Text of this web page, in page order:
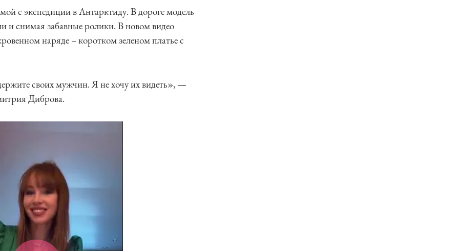
с экспедиции в Антарктиду. В дороге модель
и снимая забавные ролики. В новом видео
наряде – коротком зеленом платье с
своих мужчин. Я не хочу их видеть», —
Диброва.